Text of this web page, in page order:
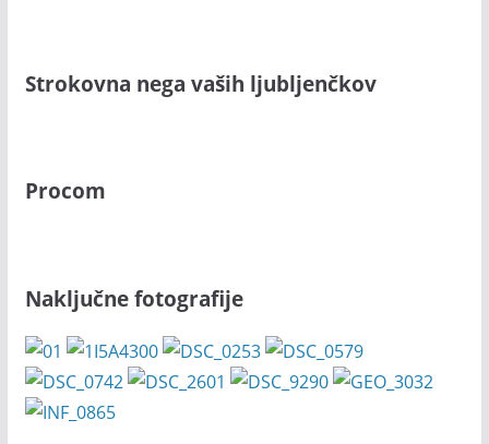
Strokovna nega vaših ljubljenčkov
Procom
Naključne fotografije